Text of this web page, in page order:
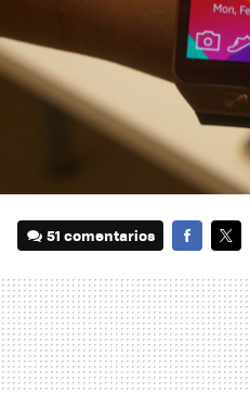
51 comentarios